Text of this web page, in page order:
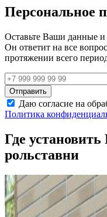
Персональное
Оставьте Ваши данные
Он ответит на все
протяжении всего
Даю согласие на
Политика
Где
рольставни